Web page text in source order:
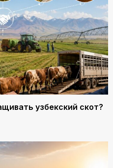
узбекский скот?